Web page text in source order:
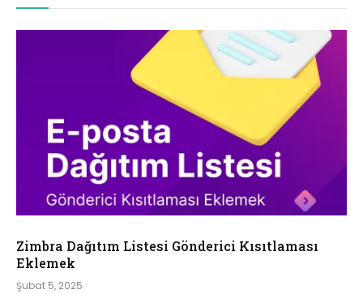
Zimbra Dağıtım Listesi Gönderici Kısıtlaması
Eklemek
Şubat 5, 2025